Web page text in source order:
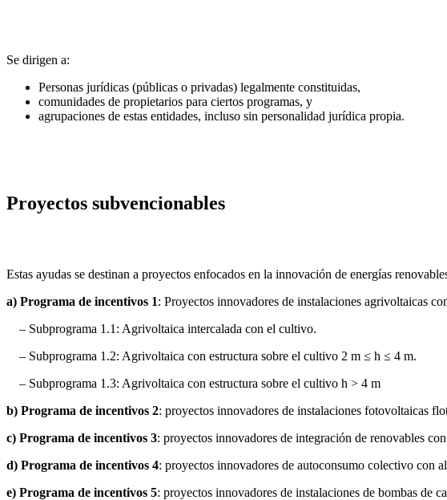
Se dirigen a:
Personas jurídicas (públicas o privadas) legalmente constituidas,
comunidades de propietarios para ciertos programas, y
agrupaciones de estas entidades, incluso sin personalidad jurídica propia.
Proyectos subvencionables
Estas ayudas se destinan a proyectos enfocados en la innovación de energías
a) Programa de incentivos 1: Proyectos innovadores de instalaciones agrivoltaicas
– Subprograma 1.1: Agrivoltaica intercalada con el cultivo.
– Subprograma 1.2: Agrivoltaica con estructura sobre el cultivo 2 m ≤ h ≤ 4 m.
– Subprograma 1.3: Agrivoltaica con estructura sobre el cultivo h > 4 m
b) Programa de incentivos 2: proyectos innovadores de instalaciones fotovoltaicas
c) Programa de incentivos 3: proyectos innovadores de integración de renovables
d) Programa de incentivos 4: proyectos innovadores de autoconsumo colectivo con
e) Programa de incentivos 5: proyectos innovadores de instalaciones de bombas de